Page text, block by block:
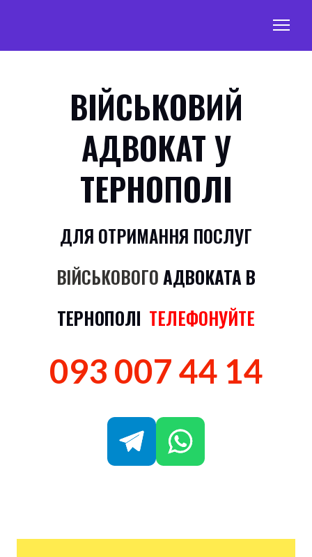
ВІЙСЬКОВИЙ
АДВОКАТ У
ТЕРНОПОЛІ
ДЛЯ ОТРИМАННЯ ПОСЛУГ
ВІЙСЬКОВОГОАДВОКАТА В
ТЕРНОПОЛІ ТЕЛЕФОНУЙТЕ
093 007 44 14